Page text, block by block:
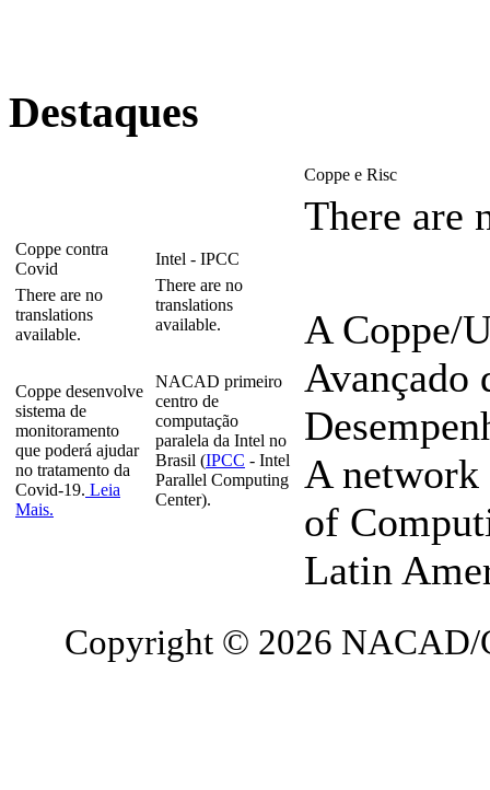
Destaques
Coppe contra
Covid
There are no
translations
available.
Coppe desenvolve
sistema de
monitoramento
que poderá ajudar
no tratamento da
Covid-19. Leia
Mais.
Intel - IPCC
There are no
translations
available.
NACAD primeiro
centro de
computação
paralela da Intel no
Brasil (IPCC - Intel
Parallel Computing
Center).
Coppe e Risc
There are
A Coppe/
Avançado
A
of
Latin
Copyright © 2026 NACAD/